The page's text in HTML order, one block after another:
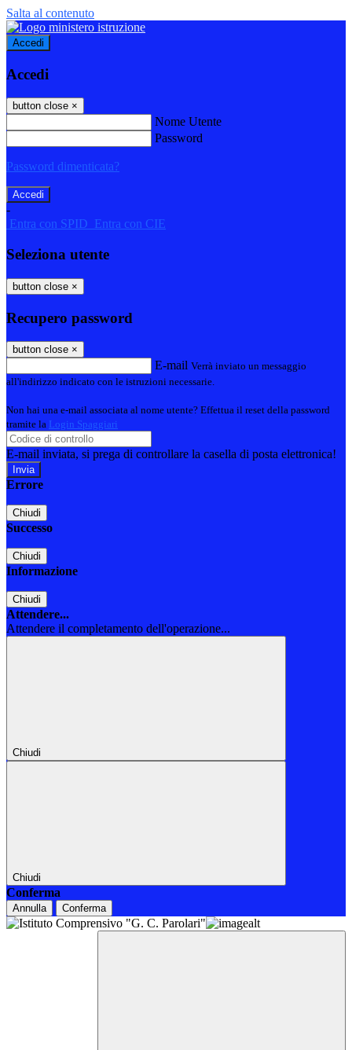
Salta al contenuto
Accedi
Accedi
button close ×
Nome Utente
Password
Password dimenticata?
-
Entra con SPID Entra con CIE
Seleziona utente
button close ×
Recupero password
button close ×
E-mail Verrà inviato un messaggio
all'indirizzo indicato con le istruzioni necessarie.
Non hai una e-mail associata al nome utente? Effettua il reset della password
tramite la Login Spaggiari
E-mail inviata, si prega di controllare la casella di posta elettronica!
Errore
Chiudi
Successo
Chiudi
Informazione
Chiudi
Attendere...
Attendere il completamento dell'operazione...
Chiudi
Chiudi
Conferma
Annulla Conferma